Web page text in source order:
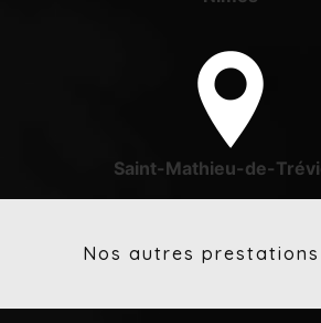
Saint-Mathieu-de-
Nos autres prestations